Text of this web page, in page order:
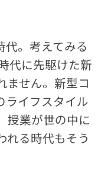
代。考えてみる
代に先駆けた新
ません。新型コ
ライフスタイル
授業が世の中に
れる時代もそう